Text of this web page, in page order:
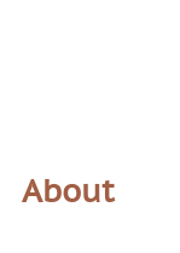
About